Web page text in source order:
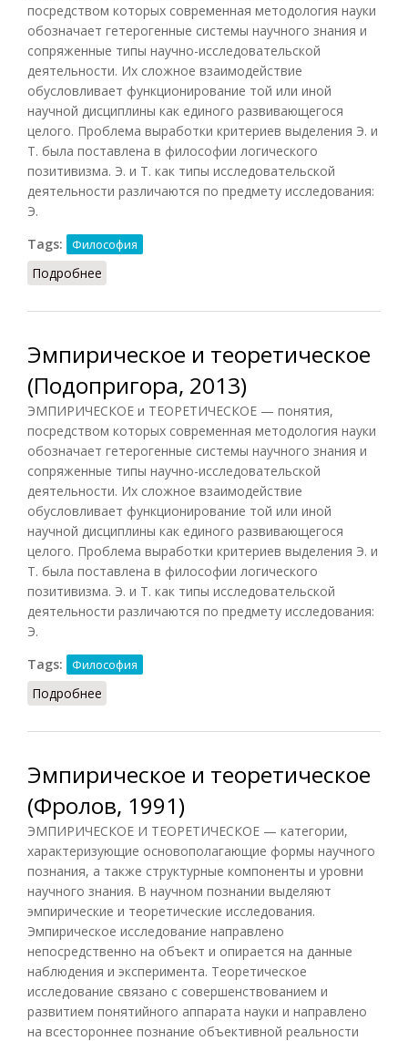
посредством которых современная методология науки
обозначает гетерогенные системы научного знания и
сопряженные типы научно-исследовательской
деятельности. Их сложное взаимодействие
обусловливает функционирование той или иной
научной дисциплины как единого развивающегося
целого. Проблема выработки критериев выделения Э. и
Т. была поставлена в философии логического
позитивизма. Э. и Т. как типы исследовательской
деятельности различаются по предмету исследования:
Э.
Tags:
Философия
Подробнее
Эмпирическое и теоретическое
(Подопригора, 2013)
ЭМПИРИЧЕСКОЕ и ТЕОРЕТИЧЕСКОЕ — понятия,
посредством которых современная методология науки
обозначает гетерогенные системы научного знания и
сопряженные типы научно-исследовательской
деятельности. Их сложное взаимодействие
обусловливает функционирование той или иной
научной дисциплины как единого развивающегося
целого. Проблема выработки критериев выделения Э. и
Т. была поставлена в философии логического
позитивизма. Э. и Т. как типы исследовательской
деятельности различаются по предмету исследования:
Э.
Tags:
Философия
Подробнее
Эмпирическое и теоретическое
(Фролов, 1991)
ЭМПИРИЧЕСКОЕ И ТЕОРЕТИЧЕСКОЕ — категории,
характеризующие основополагающие формы научного
познания, а также структурные компоненты и уровни
научного знания. В научном познании выделяют
эмпирические и теоретические исследования.
Эмпирическое исследование направлено
непосредственно на объект и опирается на данные
наблюдения и эксперимента. Теоретическое
исследование связано с совершенствованием и
развитием понятийного аппарата науки и направлено
на всестороннее познание объективной реальности